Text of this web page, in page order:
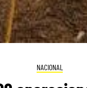
NACIONAL